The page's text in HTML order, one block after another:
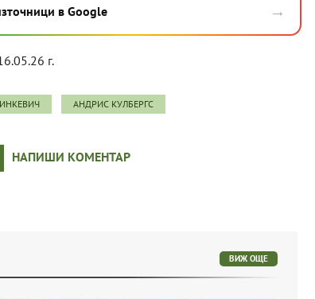
в Google →
г.
АНДРИС КУЛБЕРГС
НАПИШИ КОМЕНТАР
Спартакиадата на ВМС
ВИЖ ОЩЕ